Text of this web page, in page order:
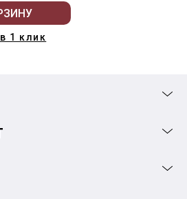
1 клик